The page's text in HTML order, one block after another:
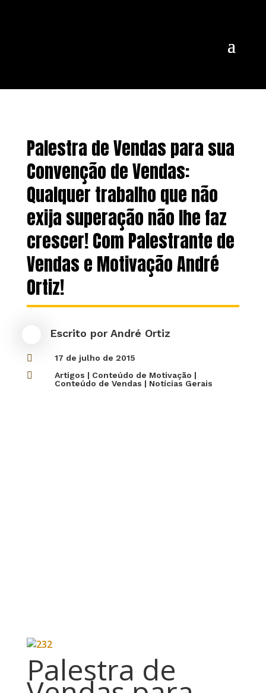
Palestra de Vendas para sua
Convenção de Vendas:
Qualquer trabalho que não
exija superação não lhe faz
crescer! Com Palestrante de
Vendas e Motivação André
Ortiz!
Escrito por André Ortiz
 17 de julho de 2015
 Artigos | Conteúdo de Motivação |
Conteúdo de Vendas | Notícias Gerais
Palestra de